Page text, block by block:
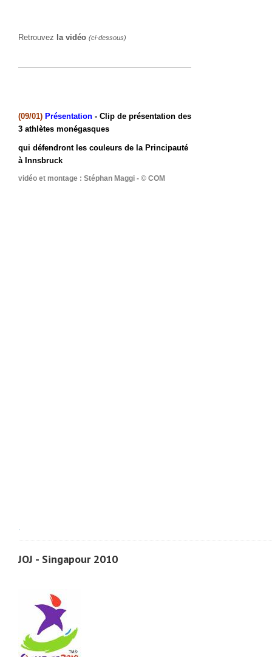
Retrouvez la vidéo (ci-dessous)
(09/01) Présentation - Clip de présentation des
3 athlètes monégasques
qui défendront les couleurs de la Principauté
à Innsbruck
vidéo et montage : Stéphan Maggi - © COM
JOJ - Singapour 2010